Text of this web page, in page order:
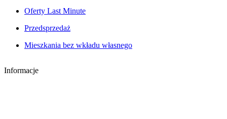
Oferty Last Minute
Przedsprzedaż
Mieszkania bez wkładu własnego
Informacje